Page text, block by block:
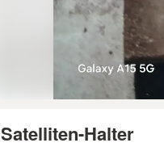
Satelliten-Halter